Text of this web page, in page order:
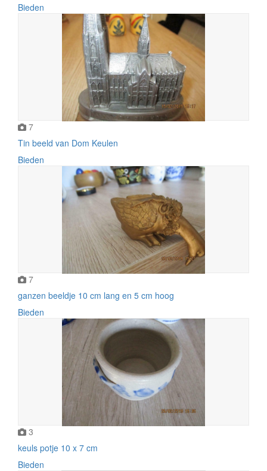
Bieden
7
Tin beeld van Dom Keulen
Bieden
7
ganzen beeldje 10 cm lang en 5 cm hoog
Bieden
3
keuls potje 10 x 7 cm
Bieden